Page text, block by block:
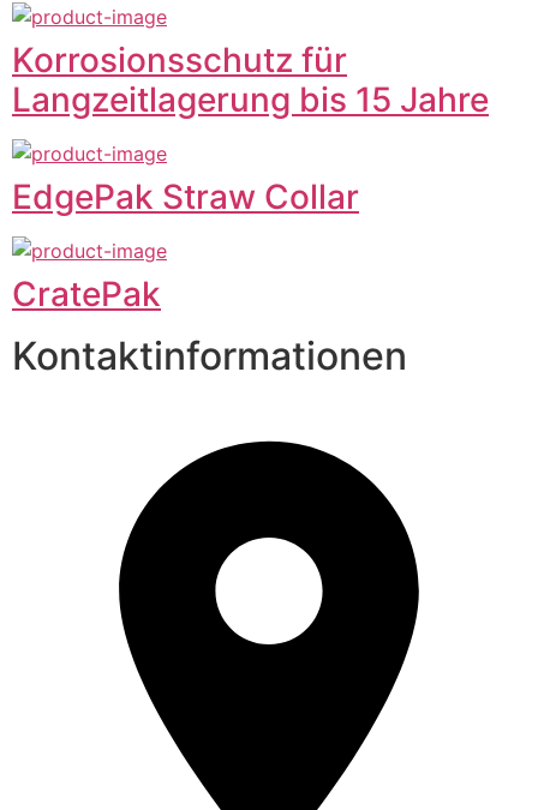
Korrosionsschutz für
Langzeitlagerung bis 15 Jahre
EdgePak Straw Collar
CratePak
Kontaktinformationen